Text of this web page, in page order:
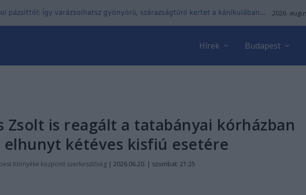
pázsittól: Így varázsolhatsz gyönyörű, szárazságtűrő kertet a kánikulában... 2026.
Hírek Budapest
Zsolt is reagált a tatabányai kórházban
elhunyt kétéves kisfiú esetére
Környéke központi szerkesztőség |2026.06.20. | szombat: 21:25